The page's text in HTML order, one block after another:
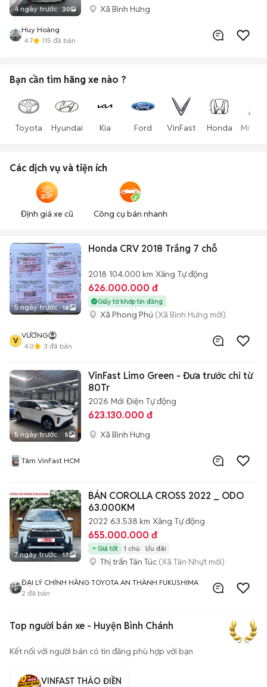
4 ngày trước 20 Xã Bình Hưng
Huy Hoàng
4.7
115 đã bán
Bạn cần tìm hãng xe nào ?
Toyota Hyundai Kia Ford VinFast Honda
Các dịch vụ và tiện ích
Định giá xe cũ Công cụ bán nhanh
5 ngày trước 18
Honda CRV 2018 Trắng 7 chỗ
2018 104.000 km Xăng Tự động
626.000.000 đ
Giấy tờ khớp tin đăng
Xã Phong Phú (Xã Bình Hưng mới)
V
VƯƠNG
4.0
3 đã bán
5 ngày trước 5
VinFast Limo Green - Đưa trước chỉ từ
80Tr
2026 Mới Điện Tự động
623.130.000 đ
Xã Bình Hưng
Tâm VinFast HCM
7 ngày trước 17
BÁN COROLLA CROSS 2022 _ ODO
63.000KM
2022 63.538 km Xăng Tự động
655.000.000 đ
Giá tốt 1 chủ Ưu đãi
Thị trấn Tân Túc (Xã Tân Nhựt mới)
ĐẠI LÝ CHÍNH HÃNG TOYOTA AN THÀNH FUKUSHIMA
2 đã bán
Top người bán xe - Huyện Bình Chánh
Kết nối với người bán có tin đăng phù hợp với bạn
VINFAST THẢO ĐIỀN